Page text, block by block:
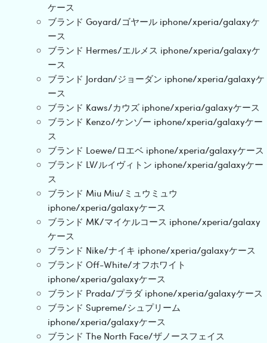
ケース
ブランド Goyard/ゴヤール iphone/xperia/galaxyケ
ース
ブランド Hermes/エルメス iphone/xperia/galaxyケ
ース
ブランド Jordan/ジョーダン iphone/xperia/galaxyケ
ース
ブランド Kaws/カウズ iphone/xperia/galaxyケース
ブランド Kenzo/ケンゾー iphone/xperia/galaxyケー
ス
ブランド Loewe/ロエベ iphone/xperia/galaxyケース
ブランド LV/ルイヴィトン iphone/xperia/galaxyケー
ス
ブランド Miu Miu/ミュウミュウ
iphone/xperia/galaxyケース
ブランド MK/マイケルコース iphone/xperia/galaxy
ケース
ブランド Nike/ナイキ iphone/xperia/galaxyケース
ブランド Off-White/オフホワイト
iphone/xperia/galaxyケース
ブランド Prada/プラダ iphone/xperia/galaxyケース
ブランド Supreme/シュプリーム
iphone/xperia/galaxyケース
ブランド The North Face/ザノースフェイス